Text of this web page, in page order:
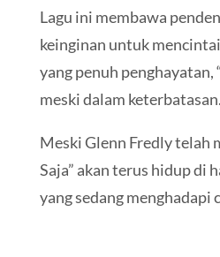
Lagu ini membawa
keinginan untuk
yang penuh penghayatan,
meski dalam keterbatasan.
Meski Glenn Fredly telah
Saja” akan terus hidup di
yang sedang